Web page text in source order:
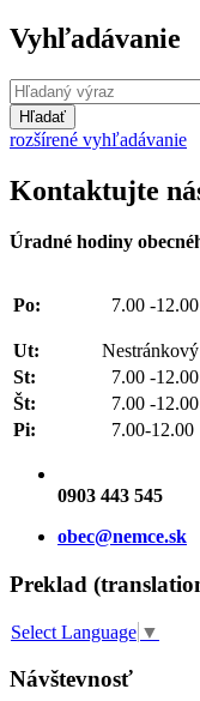
Vyhľadávanie
Hľadať
rozšírené vyhľadávanie
Kontaktujte
Úradné hodiny
Po: 7.00 -
Ut:
St:
7.00 -
Št:
7.00 -
Pi:
7.00-12.00
0903 443 545
obec@nemce.sk
Preklad
Select Language ▼
Návštevnosť